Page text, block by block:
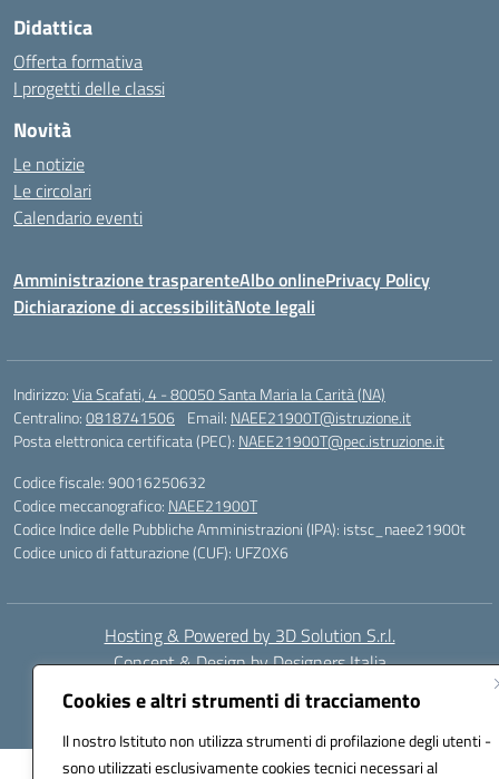
Cookies e altri strumenti di tracciamento
Il nostro Istituto non utilizza strumenti di profilazione degli utenti -
sono utilizzati esclusivamente cookies tecnici necessari al
Didattica
Offerta formativa
I progetti delle classi
Novità
Le notizie
Le circolari
Calendario eventi
Amministrazione trasparenteAlbo onlinePrivacy Policy
Dichiarazione di accessibilitàNote legali
Indirizzo:Via Scafati, 4 - 80050 Santa Maria la Carità (NA)
Centralino:0818741506 Email: NAEE21900T@istruzione.it
Posta elettronica certificata (PEC): NAEE21900T@pec.istruzione.it
Codice fiscale: 90016250632
Codice meccanografico: NAEE21900T
Codice Indice delle Pubbliche Amministrazioni (IPA): istsc_naee21900t
Codice unico di fatturazione (CUF): UFZ0X6
Hosting & Powered by 3D Solution S.r.l.
Concept & Design by Designers Italia